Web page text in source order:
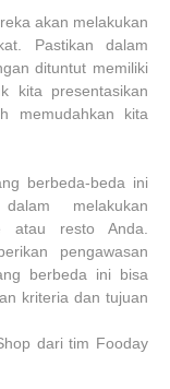
akan melakukan
Pastikan dalam
dituntut memiliki
kita presentasikan
memudahkan kita
berbeda-beda ini
melakukan
atau resto Anda.
pengawasan
berbeda ini bisa
kriteria dan tujuan
dari tim Fooday